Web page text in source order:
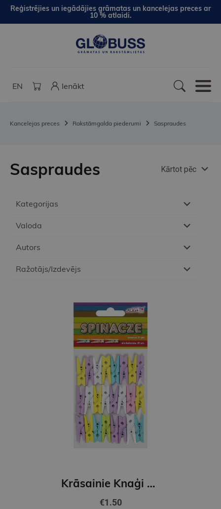
Reģistrējies un iegādājies grāmatas un kancelejas preces ar
10 % atlaidi.
EN Ienākt
Kancelejas preces Rakstāmgalda piederumi Saspraudes
Kategorijas
Valoda
Autors
Ražotājs/Izdevējs
Saspraudes Kārtot pēc
Krāsainie Knaģi pasteļ mix/25 gab/25mm
€1.50